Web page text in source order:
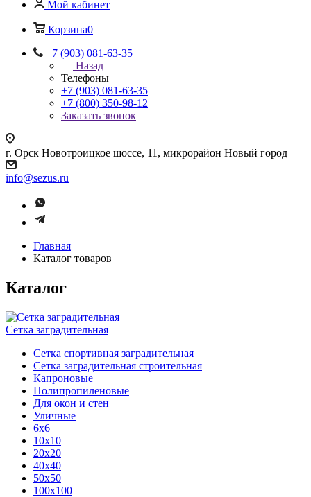
Мой кабинет
Корзина0
+7 (903) 081-63-35
Назад
Телефоны
+7 (903) 081-63-35
+7 (800) 350-98-12
Заказать звонок
г. Орск Новотроицкое шоссе, 11, микрорайон Новый город
info@sezus.ru
Главная
Каталог товаров
Каталог
Сетка заградительная
Сетка спортивная заградительная
Сетка заградительная строительная
Капроновые
Полипропиленовые
Для окон и стен
Уличные
6х6
10х10
20х20
40х40
50х50
100х100